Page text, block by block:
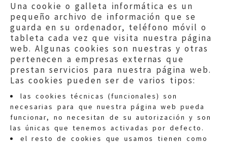
Una cookie o galleta informática es un
pequeño archivo de información que se
guarda en su ordenador, teléfono móvil o
tableta cada vez que visita nuestra página
web. Algunas cookies son nuestras y otras
pertenecen a empresas externas que
prestan servicios para nuestra página web.
Las cookies pueden ser de varios tipos:
las cookies técnicas (funcionales) son
necesarias para que nuestra página web pueda
funcionar, no necesitan de su autorización y son
las únicas que tenemos activadas por defecto.
el resto de cookies que usamos tienen como
Quejas:quejas@eljusticiadearagon.es